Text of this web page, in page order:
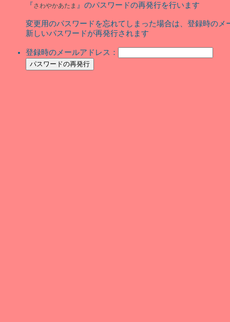
『さわやかあたま 』のパスワードの再発行を行います
変更用のパスワードを忘れてしまった場合は、登録時のメ
新しいパスワードが再発行されます
登録時のメールアドレス：